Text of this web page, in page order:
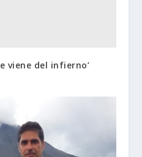
viene del infierno’